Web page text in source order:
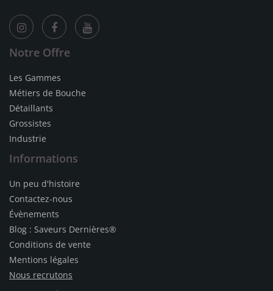
Notre Offre
Les Gammes
Métiers de Bouche
Détaillants
Grossistes
Industrie
Informations
Un peu d'histoire
Contactez-nous
Évènements
Blog : Saveurs Dernières®
Conditions de vente
Mentions légales
Nous recrutons